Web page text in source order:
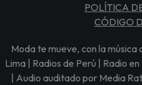
POLÍTICA
CÓDIGO
Moda te mueve, con la música
Lima | Radios de Perú | Radio
| Audio auditado por Media